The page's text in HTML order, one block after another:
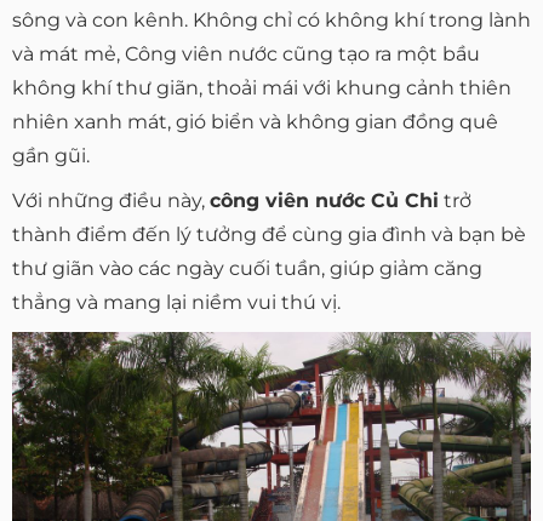
sông và con kênh. Không chỉ có không khí trong lành
và mát mẻ, Công viên nước cũng tạo ra một bầu
không khí thư giãn, thoải mái với khung cảnh thiên
nhiên xanh mát, gió biển và không gian đồng quê
gần gũi.
Với những điều này, công viên nước Củ Chi trở
thành điểm đến lý tưởng để cùng gia đình và bạn bè
thư giãn vào các ngày cuối tuần, giúp giảm căng
thẳng và mang lại niềm vui thú vị.